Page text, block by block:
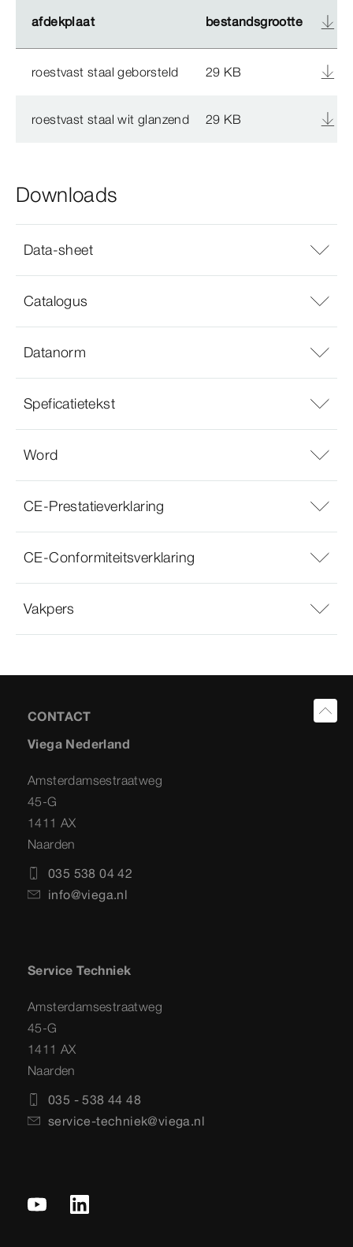
afdekplaat bestandsgrootte
afdekplaat bestandsgrootte
roestvast staal geborsteld 29 KB
roestvast staal wit glanzend 29 KB
Downloads
Data-sheet
Catalogus
Datanorm
Speficatietekst
Word
CE-Prestatieverklaring
CE-Conformiteitsverklaring
Vakpers
CONTACT
Viega Nederland
Amsterdamsestraatweg
45-G
1411 AX
Naarden
035 538 04 42
info@viega.nl
Service Techniek
Amsterdamsestraatweg
45-G
1411 AX
Naarden
035 - 538 44 48
service-techniek@viega.nl